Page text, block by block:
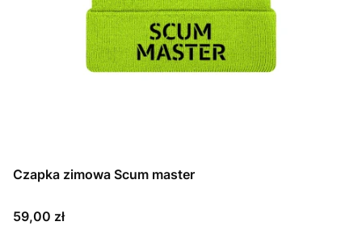
Czapka zimowa Scum master
Cena
59,00 zł